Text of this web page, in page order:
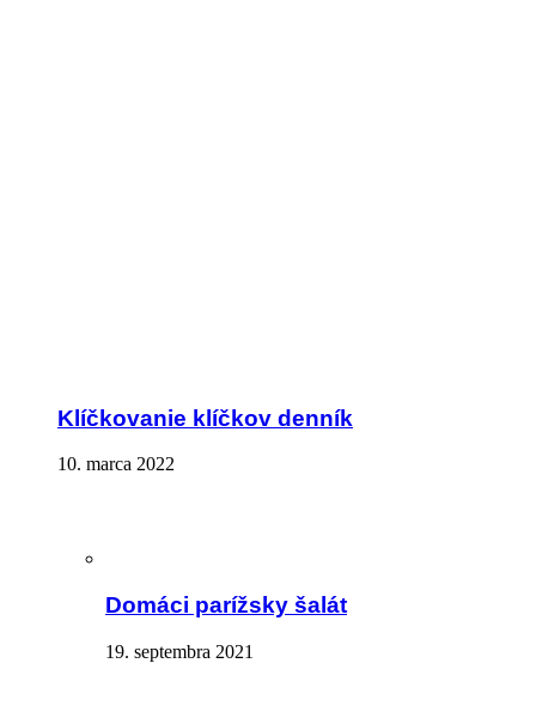
Klíčkovanie klíčkov denník
10. marca 2022
Domáci parížsky šalát
19. septembra 2021